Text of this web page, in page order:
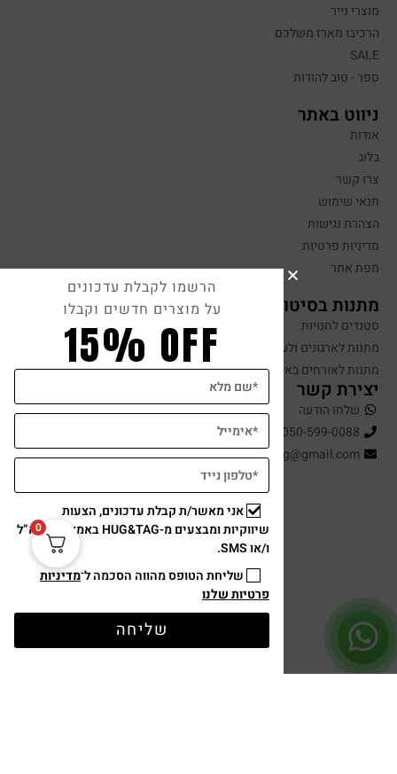
מוצרי נייר
הרכיבו מארז משלכם
SALE
ספר - טוב להודות
ניווט באתר
אודות
בלוג
צרו קשר
תנאי שימוש
הצהרת נגישות
מדיניות פרטיות
מפת אתר
מתנות בסיטונאות
סטנדים לחנויות
מתנות לארגונים ולעובדים
מתנות לאורחים באירועים
יצירת קשר
שלחו הודעה
050-599-0088
hugandtag@gmail.com
0
הרשמו לקבלת עדכונים
על מוצרים חדשים וקבלו
15% OFF
אני מאשר/ת קבלת עדכונים, הצעות
שיווקיות ומבצעים מ-HUG&TAG באמצעות דוא”ל
ו/או SMS.
שליחת הטופס מהווה הסכמה ל־מדיניות
פרטיות שלנו
שליחה